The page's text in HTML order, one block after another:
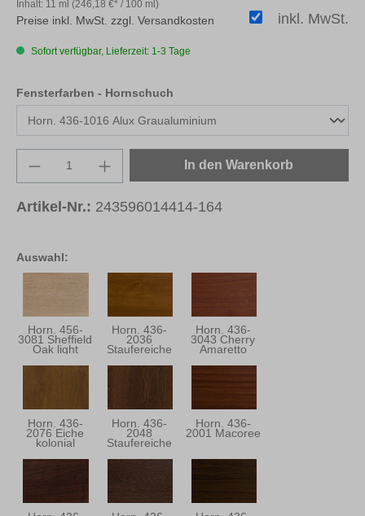
Auswahl:
Horn. 456-
3081 Sheffield
Oak light
Horn. 436-
2036
Staufereiche
Horn. 436-
3043 Cherry
Amaretto
Horn. 436-
2076 Eiche
kolonial
Horn. 436-
2048
Staufereiche
Horn. 436-
2001 Macoree
Inhalt: 11 ml (246,18 €* / 100 ml)
inkl. MwSt.
Preise inkl. MwSt. zzgl. Versandkosten
Sofort verfügbar, Lieferzeit: 1-3 Tage
Fensterfarben - Hornschuch
Produkt Anzahl: Gib den gewünschten
In den Warenkorb
Artikel-Nr.: 243596014414-164